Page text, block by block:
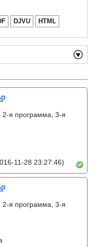
DJVU HTML
2-я программа, 3-я
11-28 23:27:46)
2-я программа, 3-я